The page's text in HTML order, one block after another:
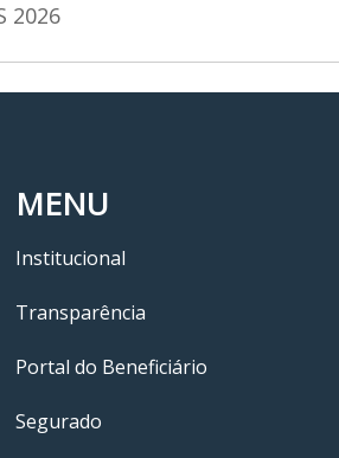
2026
MENU
Institucional
Transparência
Portal do Beneficiário
Segurado